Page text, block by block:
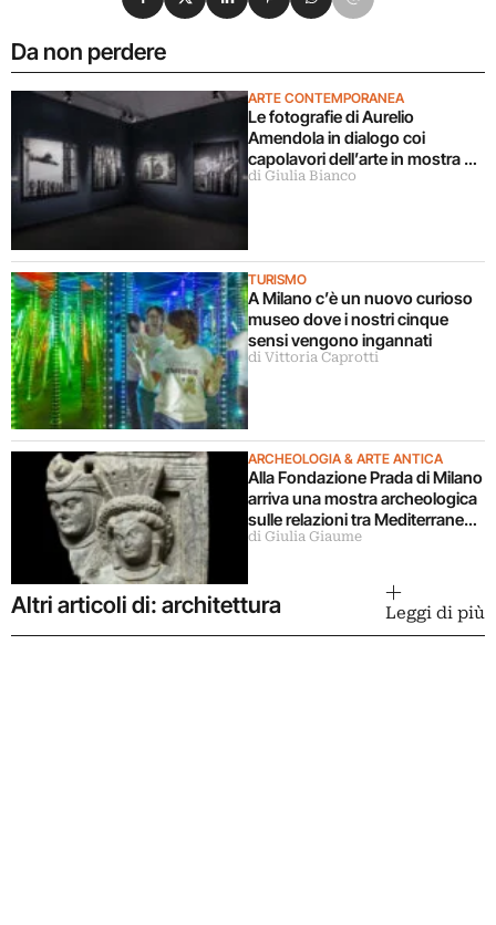
Da non perdere
ARTE CONTEMPORANEA
Le fotografie di Aurelio
Amendola in dialogo coi
capolavori dell’arte in mostra a
Milano
di Giulia Bianco
TURISMO
A Milano c’è un nuovo curioso
museo dove i nostri cinque
sensi vengono ingannati
di Vittoria Caprotti
ARCHEOLOGIA & ARTE ANTICA
Alla Fondazione Prada di Milano
arriva una mostra archeologica
sulle relazioni tra Mediterraneo
e Asia
di Giulia Giaume
Altri articoli di: architettura Leggi di più